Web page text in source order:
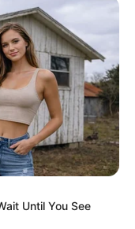
ΟΡΟΙ ΧΡΗΣΗΣ
Until You See